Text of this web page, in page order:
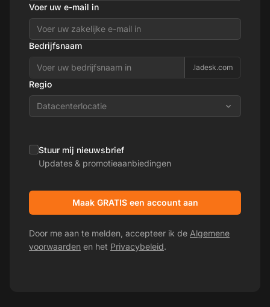
Voer uw e-mail in
Bedrijfsnaam
.ladesk.com
Regio
Datacenterlocatie
Stuur mij nieuwsbrief
Updates & promotieaanbiedingen
Maak GRATIS een account aan
Door me aan te melden, accepteer ik de Algemene
voorwaarden en het Privacybeleid.